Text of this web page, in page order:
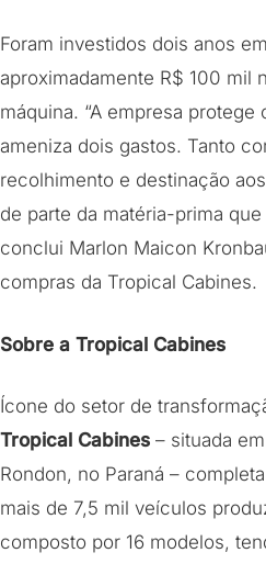
Foram investidos dois anos
aproximadamente R$ 100 mil
máquina. “A empresa
ameniza dois gastos. Tanto
recolhimento e destinação
de parte da matéria-prima que
conclui Marlon Maicon
compras da Tropical Cabines.
Sobre a Tropical Cabines
Ícone do setor de
Tropical Cabines – situada
Rondon, no Paraná –
mais de 7,5 mil veículos
composto por 16 modelos,